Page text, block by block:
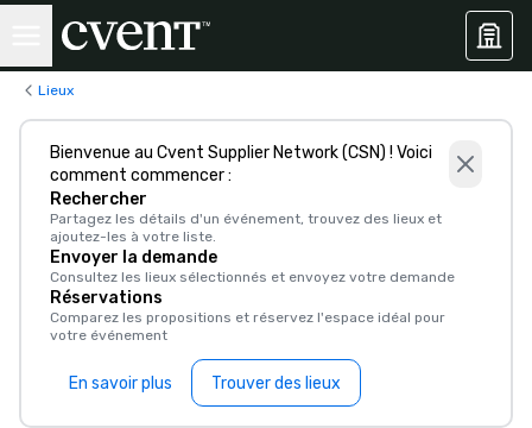
Lieux
Bienvenue au Cvent Supplier Network (CSN) ! Voici
comment commencer :
Rechercher
Partagez les détails d'un événement, trouvez des lieux et
ajoutez-les à votre liste.
Envoyer la demande
Consultez les lieux sélectionnés et envoyez votre demande
Réservations
Comparez les propositions et réservez l'espace idéal pour
votre événement
En savoir plus Trouver des lieux